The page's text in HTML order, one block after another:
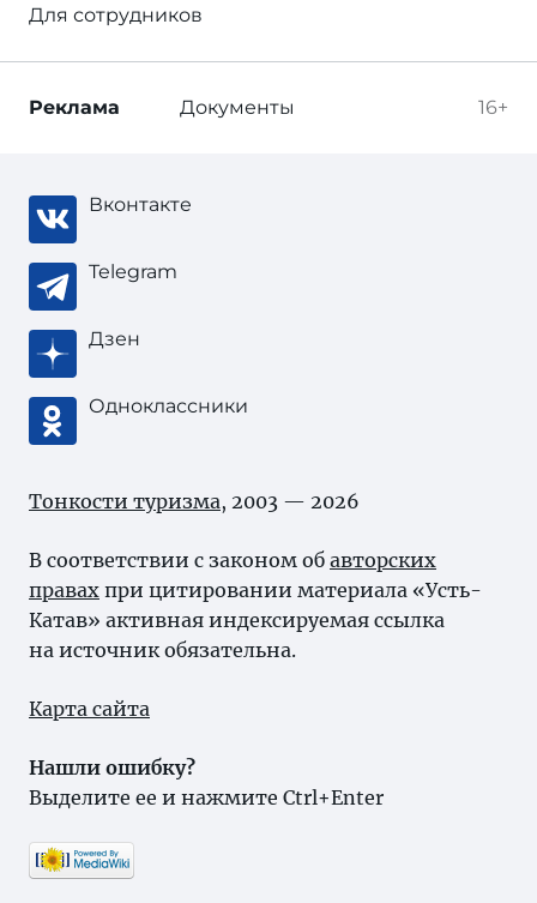
Для сотрудников
16+
Реклама Документы
Вконтакте
Telegram
Дзен
Одноклассники
Тонкости туризма, 2003 — 2026
В соответствии с законом об авторских
правах при цитировании материала «Усть-
Катав» активная индексируемая ссылка
на источник обязательна.
Карта сайта
Нашли ошибку?
Выделите ее и нажмите Ctrl+Enter